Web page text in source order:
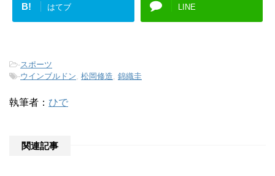
B! はてブ LINE
-スポーツ
-ウインブルドン 松岡修造 錦織圭
執筆者： ひで
関連記事